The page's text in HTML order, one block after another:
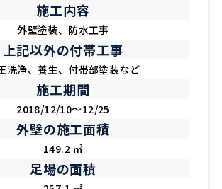
施工内容
外壁塗装、防水工事
上記以外の付帯工事
洗浄、養生、付帯部塗装など
施工期間
2018/12/10～12/25
外壁の施工面積
149.2 ㎡
足場の面積